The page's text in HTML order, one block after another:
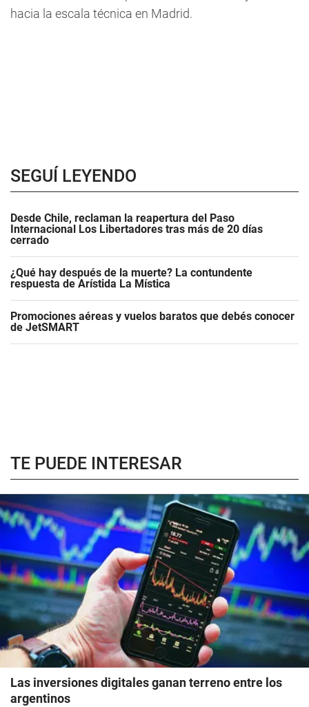
hacia la escala técnica en Madrid.
SEGUÍ LEYENDO
Desde Chile, reclaman la reapertura del Paso
Internacional Los Libertadores tras más de 20 días
cerrado
¿Qué hay después de la muerte? La contundente
respuesta de Arístida La Mística
Promociones aéreas y vuelos baratos que debés conocer
de JetSMART
TE PUEDE INTERESAR
Las inversiones digitales ganan terreno entre los
argentinos